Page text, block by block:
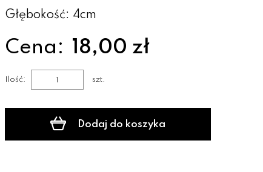
Głębokość: 4cm
Cena: 18,00 zł
Ilość: szt.
Dodaj do koszyka